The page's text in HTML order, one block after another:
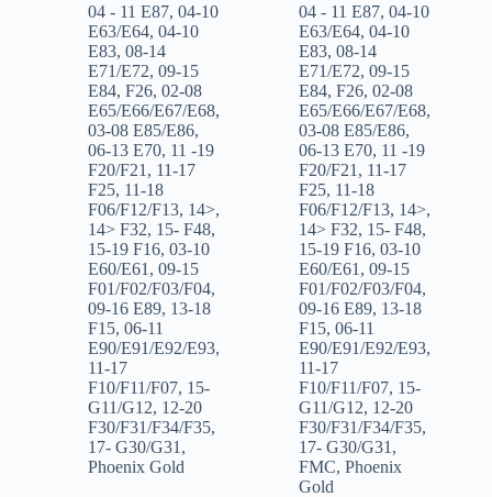
04 - 11 E87, 04-10
E63/E64, 04-10
E83, 08-14
E71/E72, 09-15
E84, F26, 02-08
E65/E66/E67/E68,
03-08 E85/E86,
06-13 E70, 11 -19
F20/F21 , 11-17
F25, 11-18
F06/F12/F13, 14>,
14> F32, 15- F48,
15-19 F16, 03-10
E60/E61 , 09-15
F01/F02/F03/F04,
09-16 E89, 13-18
F15, 06-11
E90/E91/E92/E93,
11-17
F10/F11/F07, 15-
G11/G12, 12-20
F30/F31/F34/F35,
17- G30/G31 ,
Phoenix Gold
04 - 11 E87,04-10
E63/E64,04-10
E83,08-14
E71/E72,09-15
E84,F26,02-08
E65/E66/E67/E68,
03-08 E85/E86,
06-13 E70, 11 -19
F20/F21 , 11-17
F25, 11-18
F06/F12/F13, 14>,
14> F32, 15- F48,
15-19 F16,03-10
E60/E61 ,09-15
F01/F02/F03/F04,
09-16 E89, 13-18
F15,06-11
E90/E91/E92/E93,
11-17
F10/F11/F07, 15-
G11/G12, 12-20
F30/F31/F34/F35,
17- G30/G31 ,
FMC,Phoenix
Gold